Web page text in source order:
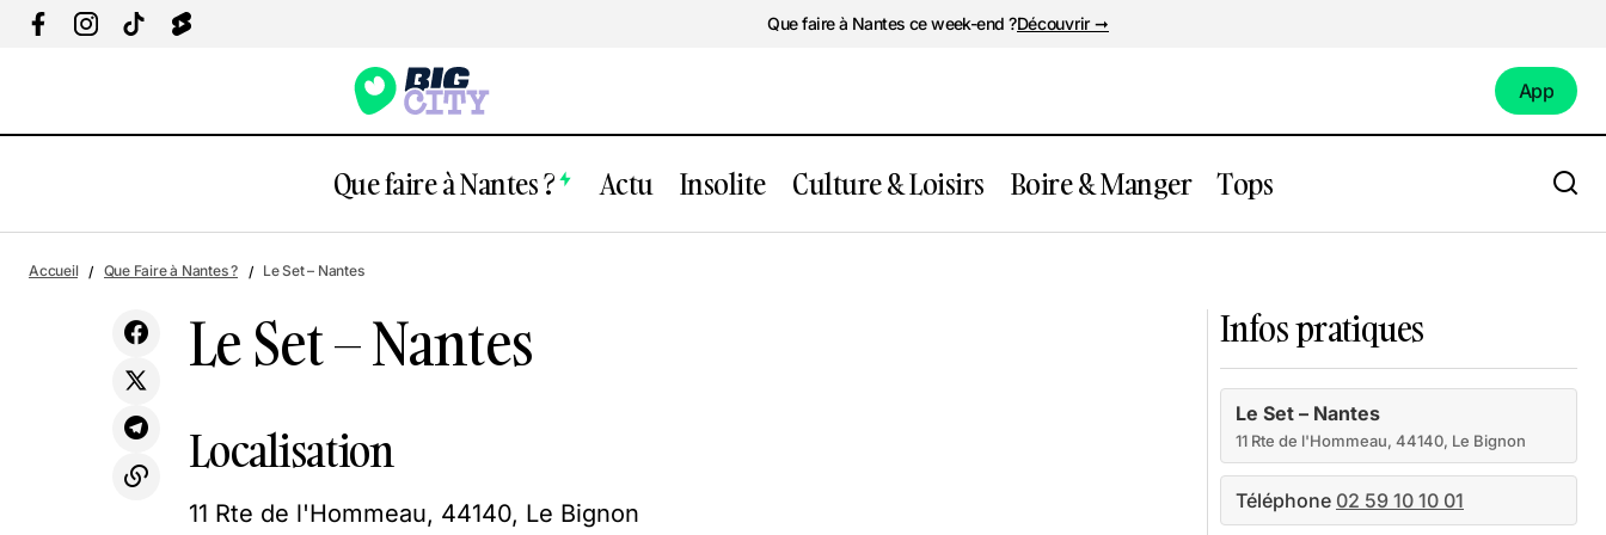
Que faire à Nantes ce week-end ?Découvrir ➞
App
Que faire à Nantes ? Actu Insolite Culture & Loisirs Boire & Manger Tops
Marine Rodriguez
Accueil Que Faire à Nantes ? Le Set – Nantes
Le Set – Nantes
Localisation
11 Rte de l'Hommeau, 44140, Le Bignon
Infos pratiques
Le Set – Nantes
11 Rte de l'Hommeau, 44140, Le Bignon
Téléphone 02 59 10 10 01